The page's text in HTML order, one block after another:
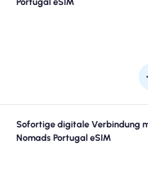
Sofortige digitale Verbindung
Nomads Portugal eSIM
Sie die Warteschlangen und
Aktivieren Sie Ihren Nomad
von Ihrem Gerät für schnelle 4G/
Gehen Sie online, sobald Sie
am Flughafen